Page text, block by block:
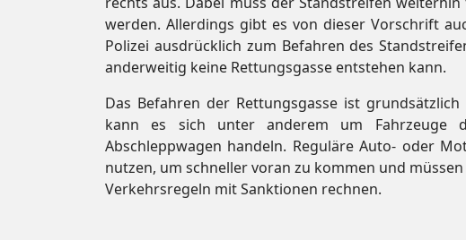
werden. Allerdings gibt es von dieser Vorschrift
Polizei ausdrücklich zum Befahren des
anderweitig keine Rettungsgasse entstehen kann.
Das Befahren der Rettungsgasse ist
kann es sich unter anderem um Fahrzeuge
Abschleppwagen handeln. Reguläre Auto- oder
nutzen, um schneller voran zu kommen und
Verkehrsregeln mit Sanktionen rechnen.